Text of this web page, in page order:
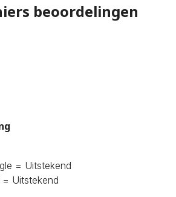
beoordelingen
= Uitstekend
= Uitstekend